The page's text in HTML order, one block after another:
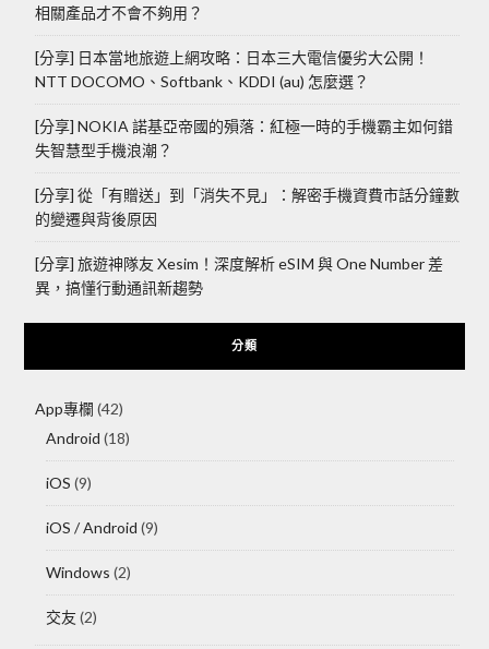
相關產品才不會不夠用？
[分享] 日本當地旅遊上網攻略：日本三大電信優劣大公開！
NTT DOCOMO、Softbank、KDDI (au) 怎麼選？
[分享] NOKIA 諾基亞帝國的殞落：紅極一時的手機霸主如何錯
失智慧型手機浪潮？
[分享] 從「有贈送」到「消失不見」：解密手機資費市話分鐘數
的變遷與背後原因
[分享] 旅遊神隊友 Xesim！深度解析 eSIM 與 One Number 差
異，搞懂行動通訊新趨勢
分類
App專欄 (42)
Android (18)
iOS (9)
iOS / Android (9)
Windows (2)
交友 (2)